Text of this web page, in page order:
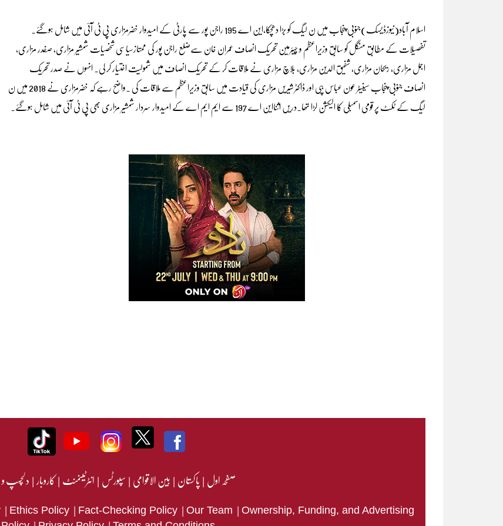
اسلام آباد(نیوزڈیسک)جنوبی پنجاب میں ن لیگ کو بڑا دھچکا،این اے 195 راجن پور سے پارٹی کے امیدوار خضرمزاری پی ٹی آئی میں شامل ہوگئے۔
تفصیلات کے مطابق منگل کو سابق وزیراعظم و چیئرمین تحریک انصاف عمران خان سےضلع راجن پور کی ممتازسیاسی شخصیات شمشیر مزاری، صفدر مزاری،
اجمل مزاری، ریحان مزاری، شفیق الدین مزاری، بلاچ مزاری نے ملاقات کر کے تحریک انصاف میں شمولیت اختیار کر لی۔ انہوں نے صدر تحریک
انصاف جنوبی پنجاب سینیٹر عون عباس بپی اور ڈاکٹر شیریں مزاری کی قیادت میں سابق وزیراعظم سے ملاقات کی ۔واضح رہے کہ خضرمزاری نے 2018 میں ن
لیگ کے ٹکٹ پر قومی اسمبلی کا الیکشن لڑا تھا۔دریں اثنااین اے 197 سے ایم ایم اے کے امیدوار سردار شمشیر مزاری بھی پی ٹی آئی میں شامل ہوگئے۔
صفحہ اول|پاکستان|بین الاقوامی|سپورٹس|انٹرٹینمنٹ|کاروبار|دلچسپ
| Ethics Policy | Fact-Checking Policy | Our Team | Ownership, Funding, and Advertising